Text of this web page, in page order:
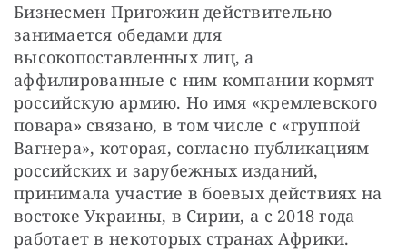
Бизнесмен Пригожин действительно
занимается обедами для
высокопоставленных лиц, а
аффилированные с ним компании кормят
российскую армию. Но имя «кремлевского
повара» связано, в том числе с «группой
Вагнера», которая, согласно публикациям
российских и зарубежных изданий,
принимала участие в боевых действиях на
востоке Украины, в Сирии, а с 2018 года
работает в некоторых странах Африки.